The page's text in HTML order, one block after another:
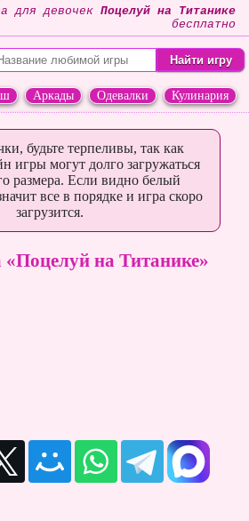
для девочек Поцелуй на Титанике
бесплатно
Аркады Одевалки
Кулинария
будьте терпеливы, так как
игры могут долго загружаться
размера. Если видно белый
все в порядке и игра скоро
загрузится.
на Титанике»